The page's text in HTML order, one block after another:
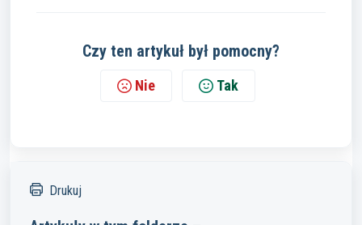
Czy ten artykuł był pomocny?
Nie Tak
Drukuj